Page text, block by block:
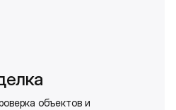
объектов и